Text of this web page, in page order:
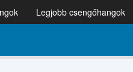
Legjobb csengőhangok